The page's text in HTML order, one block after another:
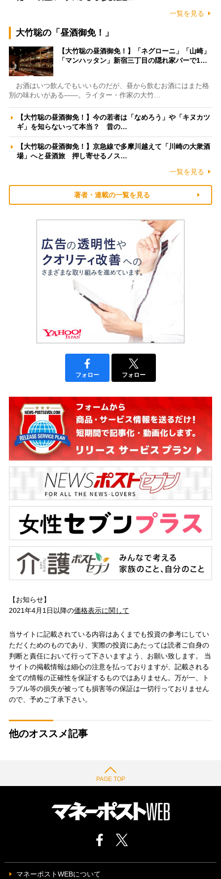
一覧を見る
大竹聡の「昼酒御免！」
【大竹聡の昼酒御免！】「ネグローニ」「山崎」
「マンハッタン」新宿三丁目の隠れ家バーで1…
お酒はいつ飲んでもいいものだが、昼から飲むお酒にはまた格
別の味わいがある――。ライター・作家の大竹…
【大竹聡の昼酒御免！】今の若者は「なめろう」や「キヌカツ
ギ」を知らないって本当？ 昔の…
【大竹聡の昼酒御免！】京急線で多摩川越えて「川崎の大衆酒
場」へと昼酒旅 押し寄せるノス…
一覧を見る
著者・連載の一覧を見る
フォロー フォロー
【お知らせ】
2021年4月1日以降の価格表示に関して
当サイトに記載されている内容はあくまでも投資の参考にしてい
ただくためのものであり、実際の投資にあたっては読者ご自身の
判断と責任において行って下さいますよう、お願い致します。 当
サイトの掲載情報は細心の注意を払っておりますが、記載される
全ての情報の正確性を保証するものではありません。万が一、ト
ラブル等の損失が被っても損害等の保証は一切行っておりません
ので、予めご了承下さい。
他のオススメ記事
PAGE TOP
マネーポストWEBについて